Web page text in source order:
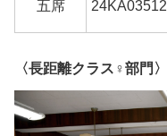
五席 24KA03512
〈長距離クラス♀部門〉